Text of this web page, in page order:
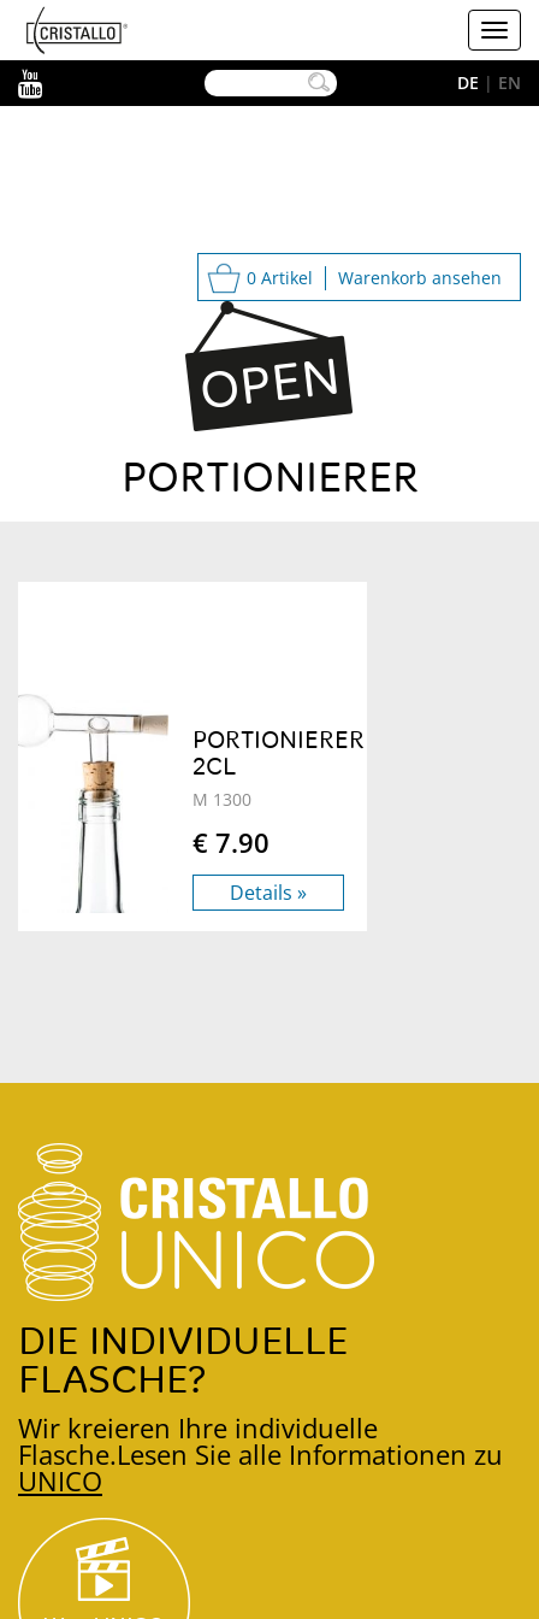
Cristallo
DE | EN
0 Artikel Warenkorb ansehen
PORTIONIERER
PORTIONIERER
2CL
M 1300
€ 7.90
Details »
DIE INDIVIDUELLE
FLASCHE?
Wir kreieren Ihre individuelle
Flasche.Lesen Sie alle Informationen zu
UNICO